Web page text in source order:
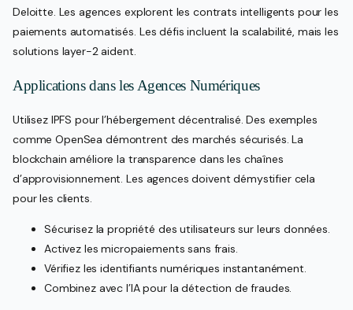
Deloitte. Les agences explorent les contrats intelligents pour les
paiements automatisés. Les défis incluent la scalabilité, mais les
solutions layer-2 aident.
Applications dans les Agences Numériques
Utilisez IPFS pour l’hébergement décentralisé. Des exemples
comme OpenSea démontrent des marchés sécurisés. La
blockchain améliore la transparence dans les chaînes
d’approvisionnement. Les agences doivent démystifier cela
pour les clients.
Sécurisez la propriété des utilisateurs sur leurs données.
Activez les micropaiements sans frais.
Vérifiez les identifiants numériques instantanément.
Combinez avec l’IA pour la détection de fraudes.